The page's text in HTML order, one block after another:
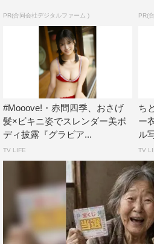
PR(合同会社デジタルファーム ) PR(
#Mooove!・赤間四季、おさげ
髪×ビキニ姿でスレンダー美ボ
ディ披露『グラビア...
TV LIFE
ち
ー
ル
TV